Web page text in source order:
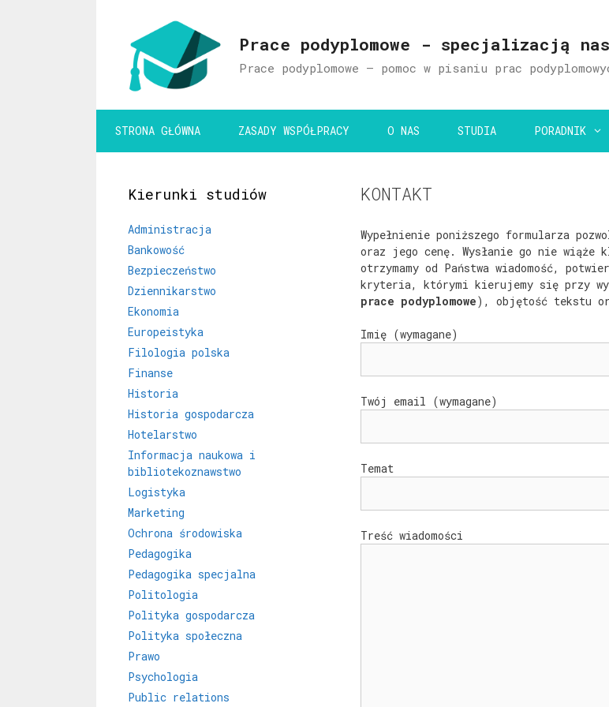
Prace podyplomowe - specjalizacją
Prace podyplomowe – pomoc w pisaniu prac
STRONA GŁÓWNA ZASADY WSPÓŁPRACY O NAS STUDIA PORADNIK
KONTAKT
Wypełnienie poniższego formularza
oraz jego cenę. Wysłanie go nie wiąże
otrzymamy od Państwa wiadomość,
kryteria, którymi kierujemy się przy
prace podyplomowe), objętość tekstu
Imię (wymagane)
Twój email (wymagane)
Temat
Treść wiadomości
Kierunki studiów
Administracja
Bankowość
Bezpieczeństwo
Dziennikarstwo
Ekonomia
Europeistyka
Filologia polska
Finanse
Historia
Historia gospodarcza
Hotelarstwo
Informacja naukowa i
bibliotekoznawstwo
Logistyka
Marketing
Ochrona środowiska
Pedagogika
Pedagogika specjalna
Politologia
Polityka gospodarcza
Polityka społeczna
Prawo
Psychologia
Public relations